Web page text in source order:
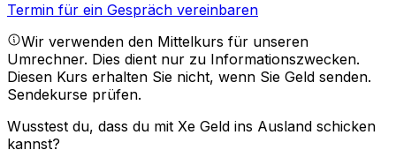
Termin für ein Gespräch vereinbaren
Wir verwenden den Mittelkurs für unseren
Umrechner. Dies dient nur zu Informationszwecken.
Diesen Kurs erhalten Sie nicht, wenn Sie Geld senden.
Sendekurse prüfen.
Wusstest du, dass du mit Xe Geld ins Ausland schicken
kannst?